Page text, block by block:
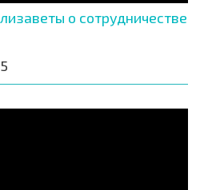
о сотрудничестве